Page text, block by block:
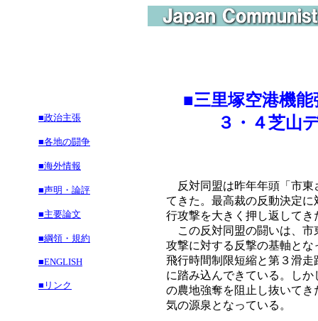
■政治主張
■各地の闘争
■海外情報
■声明・論評
■主要論文
■綱領・規約
■ENGLISH
■リンク
■三里塚空港機
３・４芝山デ
反対同盟は昨年年頭「市東
てきた。最高裁の反動決定
行攻撃を大きく押し返してき
この反対同盟の闘いは、市
攻撃に対する反撃の基軸と
飛行時間制限短縮と第３滑
に踏み込んできている。し
の農地強奪を阻止し抜いて
気の源泉となっている。